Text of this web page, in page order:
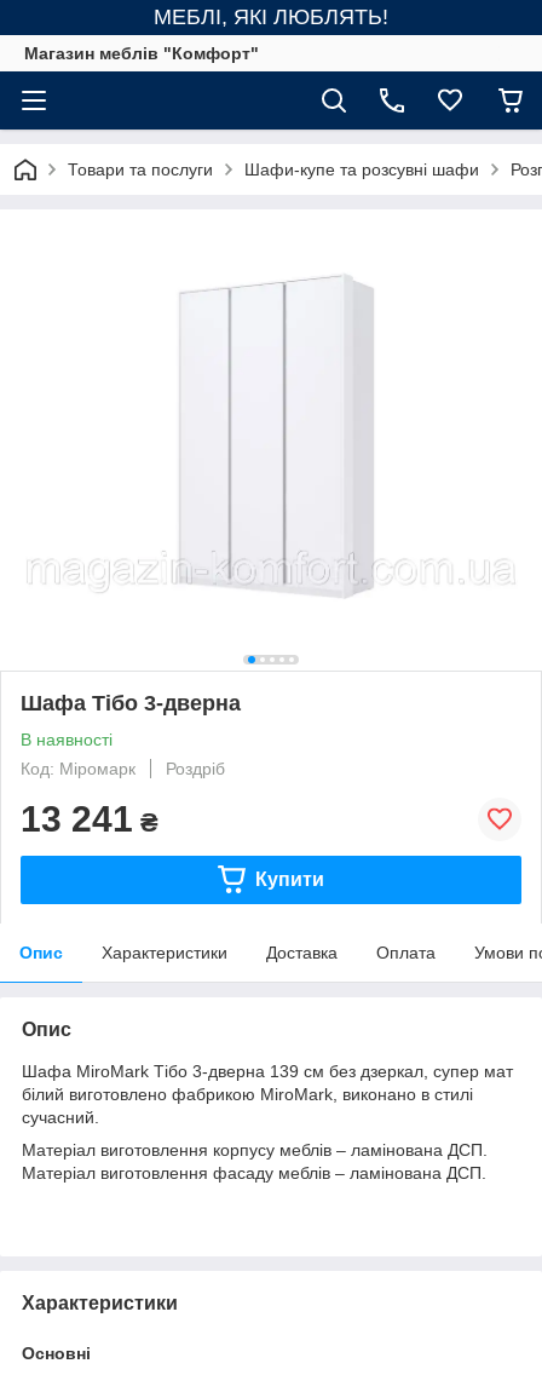
МЕБЛІ, ЯКІ ЛЮБЛЯТЬ!
Магазин меблів "Комфорт"
Товари та послуги Шафи-купе та розсувні шафи
Шафа Тібо 3-дверна
В наявності
Код: Міромарк
Роздріб
13 241 ₴
Купити
Опис Характеристики Доставка Оплата Умови
Опис
Шафа MiroMark Тібо 3-дверна 139 см без дзеркал, супер мат
білий виготовлено фабрикою MiroMark, виконано в стилі
сучасний.
Матеріал виготовлення корпусу меблів – ламінована ДСП.
Матеріал виготовлення фасаду меблів – ламінована ДСП.
Характеристики
Основні